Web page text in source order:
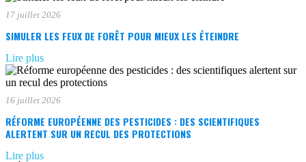
17 juillet 2026
SIMULER LES FEUX DE FORÊT POUR MIEUX LES ÉTEINDRE
Lire plus
16 juillet 2026
RÉFORME EUROPÉENNE DES PESTICIDES : DES SCIENTIFIQUES
ALERTENT SUR UN RECUL DES PROTECTIONS
Lire plus